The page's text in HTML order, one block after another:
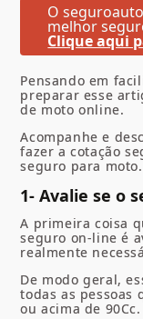
O
melhor
Clique aqui
Pensando em
preparar esse
de moto online.
Acompanhe e
fazer acotação
seguro para moto.
1- Avalie se o
A primeira coisa
seguro on-line é
realmente
De modo geral,
todas as pessoas
ou acima de 90Cc.